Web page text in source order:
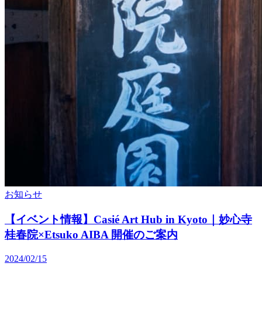
お知らせ
【イベント情報】Casié Art Hub in Kyoto｜妙心寺
桂春院×Etsuko AIBA 開催のご案内
2024/02/15